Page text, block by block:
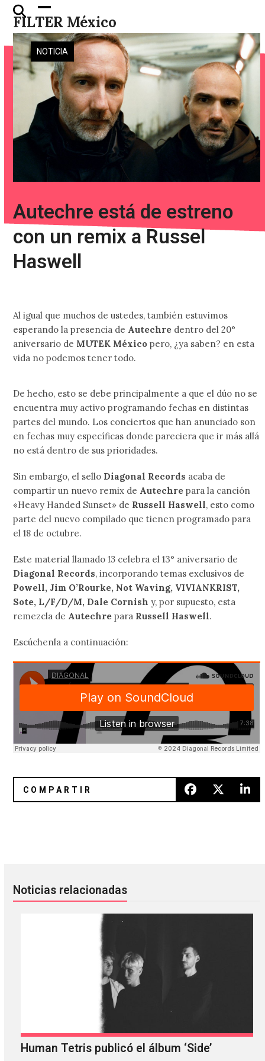
Skip
content
FILTER México
Open
mobile
menu
Close
mobile
menu
NOTICIA
Autechre está de estreno
con un remix a Russel
Haswell
Al igual que muchos de ustedes, también estuvimos
esperando la presencia de Autechre dentro del 20°
aniversario de MUTEK México pero, ¿ya saben? en esta
vida no podemos tener todo.
De hecho, esto se debe principalmente a que el dúo no se
encuentra muy activo programando fechas en distintas
partes del mundo. Los conciertos que han anunciado son
en fechas muy específicas donde pareciera que ir más allá
no está dentro de sus prioridades.
Sin embargo, el sello Diagonal Records acaba de
compartir un nuevo remix de Autechrepara la canción
«Heavy Handed Sunset» de Russell Haswell, esto como
parte del nuevo compilado que tienen programado para
el 18 de octubre.
Este material llamado13 celebra el 13° aniversario de
Diagonal Records, incorporando temas exclusivos de
Powell, Jim O’Rourke, Not Waving, VIVIANKRIST,
Sote, L/F/D/M, Dale Cornishy, por supuesto, esta
remezcla de Autechre para Russell Haswell.
Escúchenla a continuación:
Noticias relacionadas
Human Tetris publicó el álbum ‘Side’